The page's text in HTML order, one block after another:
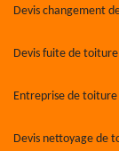
Devis changement
Devis fuite de
Entreprise de toiture
Devis nettoyage de